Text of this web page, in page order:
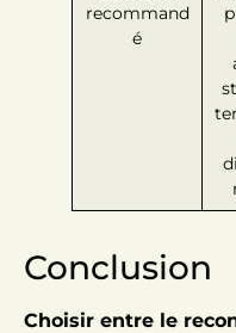
recommand
é
Conclusion
Choisir entre le